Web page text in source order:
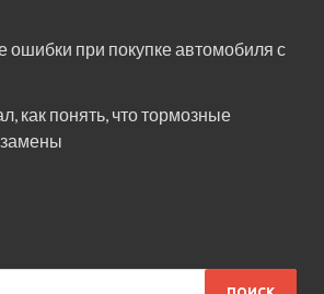
ошибки при покупке автомобиля с
как понять, что тормозные
замены